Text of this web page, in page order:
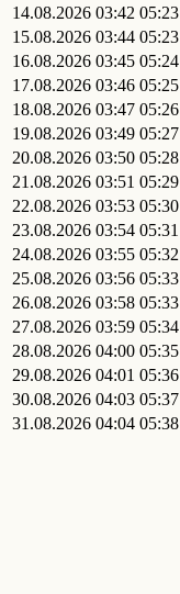
14.08.2026 03:42 05:23
15.08.2026 03:44 05:23
16.08.2026 03:45 05:24
17.08.2026 03:46 05:25
18.08.2026 03:47 05:26
19.08.2026 03:49 05:27
20.08.2026 03:50 05:28
21.08.2026 03:51 05:29
22.08.2026 03:53 05:30
23.08.2026 03:54 05:31
24.08.2026 03:55 05:32
25.08.2026 03:56 05:33
26.08.2026 03:58 05:33
27.08.2026 03:59 05:34
28.08.2026 04:00 05:35
29.08.2026 04:01 05:36
30.08.2026 04:03 05:37
31.08.2026 04:04 05:38